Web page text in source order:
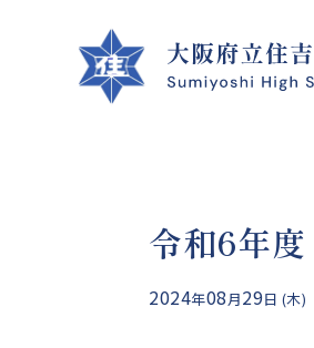
学校案内
学校生活
進路指導
クラブ活
令和6年
2024年08月29日 (木)